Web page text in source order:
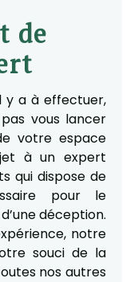
de
y a à effectuer,
vous lancer
votre espace
à un expert
qui dispose de
pour le
déception.
notre
souci de la
nos autres